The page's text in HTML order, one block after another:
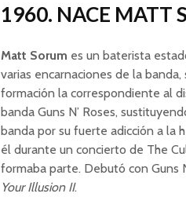
1960. NACE MATT
Matt Sorum es un baterista
varias encarnaciones de la
formación la correspondiente al
banda Guns N’ Roses,
banda por su fuerte adicción a la
él durante un concierto de The
formaba parte. Debutó con Guns
Your Illusion II.